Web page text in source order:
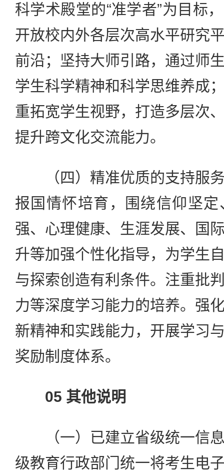
科学术殿堂的“准学者”为目标
开放校内外各层次高水平研究
前沿；坚持大师引路，通过师
学生科学精神和科学思维养成
重拓宽学生视野，打造多层次
提升跨文化交流能力。
（四）精准优质的支持服务
报国情怀培育，围绕信仰坚
强、心理健康、生涯发展、国
升等加强个性化指导，为学生
与探索创造有利条件。注重批
力等深度学习能力的培养。强
新精神和实践能力，开展学习
奖励制度体系。
05 其他说明
（一）已建立省级统一信息
级教育行政部门统一将考生电